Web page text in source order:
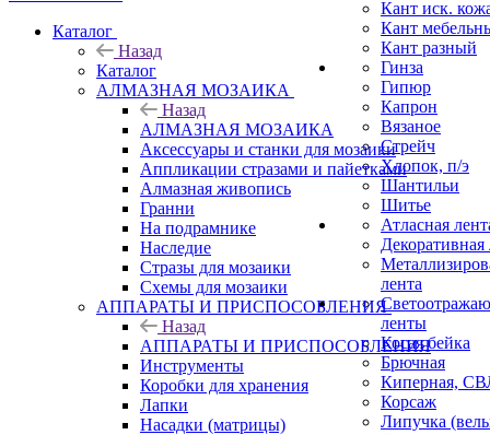
Кант иск.
Кант
Кант разный
Гинза
Гипюр
Капрон
Вязаное
Стрейч
Хлопок, п/э
Шантильи
Шитье
Атласная
Декоративная
лента
ленты
Косая бейка
Брючная
Киперная,
Корсаж
Липучка
Каталог
Назад
Каталог
АЛМАЗНАЯ МОЗАИКА
Назад
АЛМАЗНАЯ МОЗАИКА
Аксессуары и станки для мозаики
Аппликации стразами и пайетками
Алмазная живопись
Гранни
На подрамнике
Наследие
Стразы для мозаики
Схемы для мозаики
АППАРАТЫ И ПРИСПОСОБЛЕНИЯ
Назад
АППАРАТЫ И ПРИСПОСОБЛЕНИЯ
Инструменты
Коробки для хранения
Лапки
Насадки (матрицы)